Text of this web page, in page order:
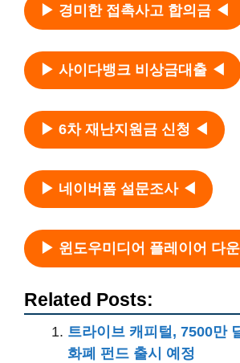
▶ 경미한 접촉사고 합의금 ◀
▶ 사이다뱅크 비상금대출 ◀
▶ 6차 재난지원금 신청 ◀
▶ 네이버폼 설문조사 ◀
▶ 윈도우미디어 플레이어 다
Related Posts:
트라이브 캐피털, 7500만
화폐 펀드 출시 예정